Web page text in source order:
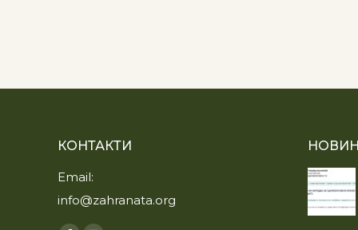
КОНТАКТИ
Email:
info@zahranata.org